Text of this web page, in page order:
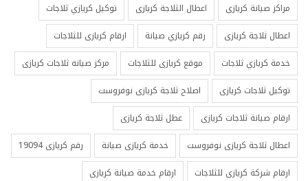
مراكز صيانة كريازى
اعطال الثلاجة كريازى
توكيل كريازي ثلاجات
اعطال ثلاجة كريازى
رقم كريازي صيانة
ارقام كريازى للثلاجات
خدمة كريازي ثلاجات
موقع كريازى للثلاجات
مركز صيانه ثلاجات كريازى
توكيل ثلاجات كريازى
اصلاح ثلاجة كريازى نوفروست
ارقام صيانة ثلاجات كريازى
عطل ثلاجة كريازى
اعطال ثلاجة كريازى نوفروست
خدمة كريازى صيانة
رقم كريازى 19094
ارقام شركة كريازى للثلاجات
ارقام خدمة صيانة كريازى